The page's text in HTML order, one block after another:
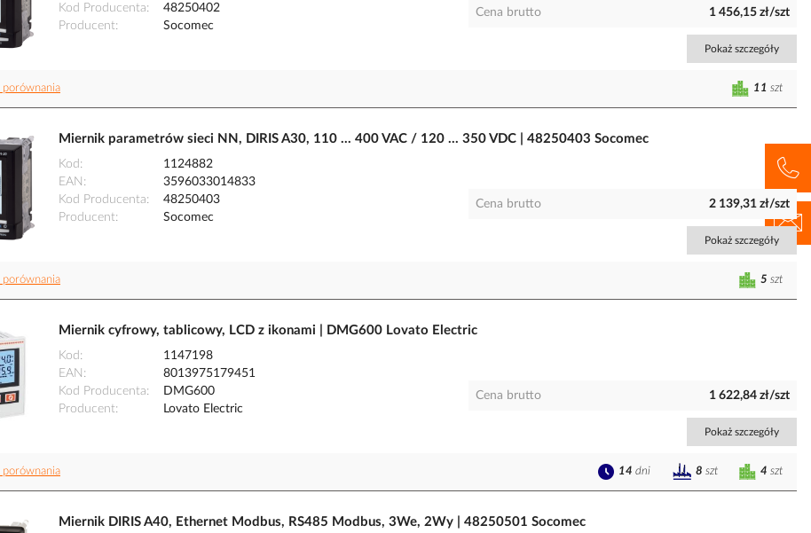
Kod Producenta
48250402
Producent
Socomec
Cena brutto 1 456,15 zł/szt
Pokaż szczegóły
porównania 11 szt
Miernik parametrów sieci NN, DIRIS A30, 110 ... 400 VAC / 120 ... 350 VDC | 48250403 Socomec
Kod
1124882
EAN
3596033014833
Kod Producenta
48250403
Producent
Socomec
Cena brutto 2 139,31 zł/szt
Pokaż szczegóły
porównania 5 szt
Miernik cyfrowy, tablicowy, LCD z ikonami | DMG600 Lovato Electric
Kod
1147198
EAN
8013975179451
Kod Producenta
DMG600
Producent
Lovato Electric
Cena brutto 1 622,84 zł/szt
Pokaż szczegóły
porównania 4 szt
14 dni 8 szt
Miernik DIRIS A40, Ethernet Modbus, RS485 Modbus, 3We, 2Wy | 48250501 Socomec